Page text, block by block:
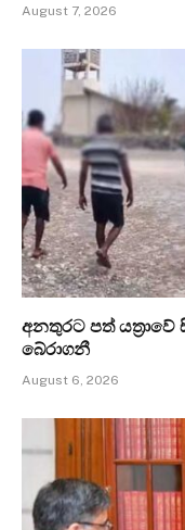
August 7, 2026
අනතුරට පත් යත්‍රාවේ
බේරාගනී
August 6, 2026